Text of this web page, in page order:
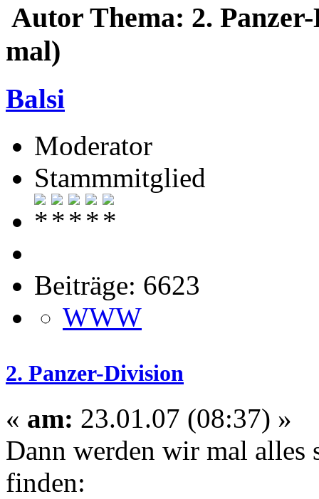
Autor Thema: 2.
mal)
Balsi
Moderator
Stammmitglied
Beiträge: 6623
WWW
2. Panzer-Division
« am: 23.01.07 (08:37) »
Dann werden wir mal alles
finden: